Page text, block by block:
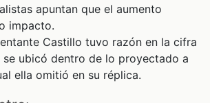
apuntan que el aumento
impacto.
Castillo tuvo razón en la cifra
ubicó dentro de lo proyectado a
ella omitió en su réplica.